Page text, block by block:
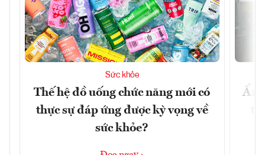
Sức khỏe
Thế hệ đồ uống chức năng mới có
thực sự đáp ứng được kỳ vọng về
sức khỏe?
Ẩm